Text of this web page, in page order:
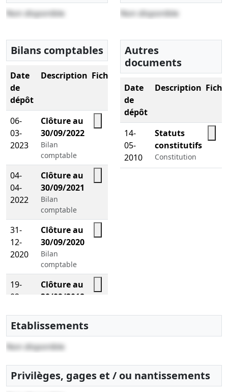
Non disponible Non disponible
Bilans comptables
Date
de
dépôt
Description Fichier
06-
03-
2023
Clôture au
30/09/2022
Bilan
comptable
04-
04-
2022
Clôture au
30/09/2021
Bilan
comptable
31-
12-
2020
Clôture au
30/09/2020
Bilan
comptable
19-
02-
Clôture au
30/09/2018
comptable
Autres
documents
Date
de
dépôt
Description
14-
05-
2010
Statuts
constitutifs
Constitution
Etablissements
Non disponible
Privilèges, gages et / ou nantissements